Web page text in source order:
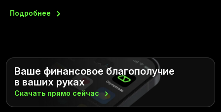
Подробнее
Ваше финансовое благополучие
в ваших руках
Скачать прямо сейчас